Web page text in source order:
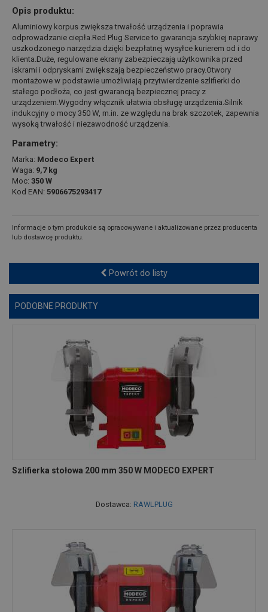
Opis produktu:
Aluminiowy korpus zwiększa trwałość urządzenia i poprawia
odprowadzanie ciepła.Red Plug Service to gwarancja szybkiej naprawy
uszkodzonego narzędzia dzięki bezpłatnej wysyłce kurierem od i do
klienta.Duże, regulowane ekrany zabezpieczają użytkownika przed
iskrami i odpryskami zwiększają bezpieczeństwo pracy.Otwory
montażowe w podstawie umożliwiają przytwierdzenie szlifierki do
stałego podłoża, co jest gwarancją bezpiecznej pracy z
urządzeniem.Wygodny włącznik ułatwia obsługę urządzenia.Silnik
indukcyjny o mocy 350 W, m.in. ze względu na brak szczotek, zapewnia
wysoką trwałość i niezawodność urządzenia.
Parametry:
Marka: Modeco Expert
Waga: 9,7 kg
Moc: 350 W
Kod EAN: 5906675293417
Informacje o tym produkcie są opracowywane i aktualizowane przez producenta
lub dostawcę produktu.
Powrót do listy
PODOBNE PRODUKTY
Szlifierka stołowa 200 mm 350 W MODECO EXPERT
Dostawca: RAWLPLUG